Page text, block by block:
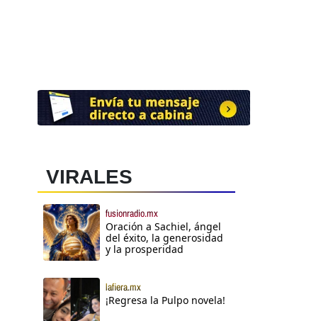
VIRALES
fusionradio.mx
Oración a Sachiel, ángel
del éxito, la generosidad
y la prosperidad
lafiera.mx
¡Regresa la Pulpo novela!